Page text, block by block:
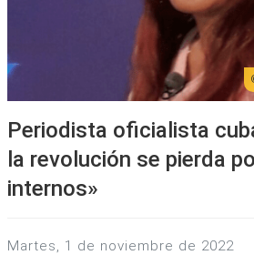
Periodista oficialista
la revolución se pierda
internos»
martes, 1 de noviembre de 2022